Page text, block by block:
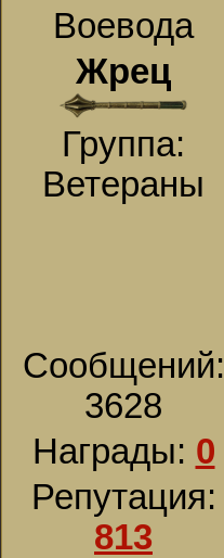
Воевода
Жрец
Группа:
Ветераны
Сообщений:
3628
Награды: 0
Репутация:
813